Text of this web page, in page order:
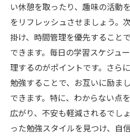
い休憩を取ったり、趣味の活動
をリフレッシュさせましょう。
掛け、時間管理を優先すること
できます。毎日の学習スケジュ
理するのがポイントです。さら
勉強することで、お互いに励ま
できます。特に、わからない点
広がり、不安も軽減されるでし
った勉強スタイルを見つけ、自